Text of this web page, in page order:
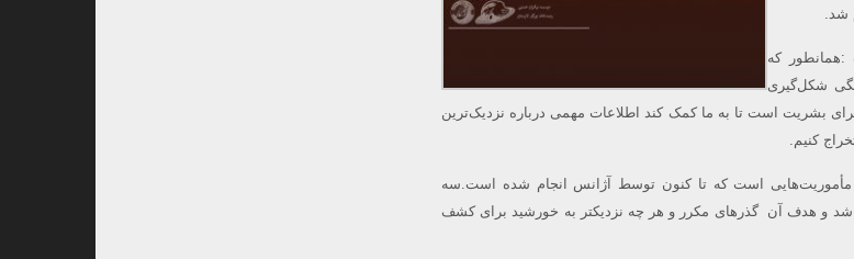
شد.
:همانطور که
شکل‌گیری
بشریت است تا به ما کمک کند اطلاعات مهمی درباره نزدیک‌ترین
کنیم.
مأموریت‌هایی است که تا کنون توسط آژانس انجام شده است.سه
راه اندازی شد و هدف آن گذرهای مکرر و هر چه نزدیکتر به خورشید برای کشف